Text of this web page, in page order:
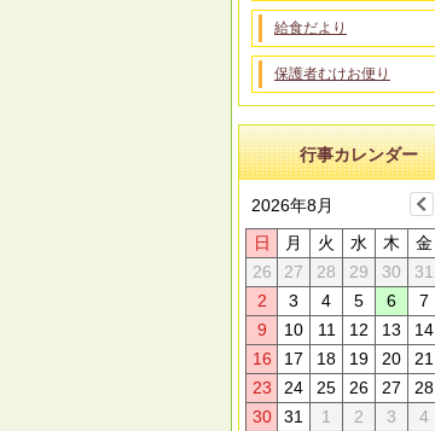
給食だより
保護者むけお便り
行事カレンダー
2026年8月
日 月 火 水 木 金
26
27 28 29 30 31
2
3 4 5 6 7
9
10 11 12 13 14
16
17 18 19 20 21
23
24 25 26 27 28
30
31 1 2 3 4